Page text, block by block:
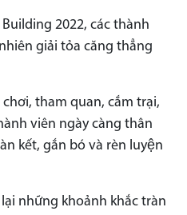
2022, các thành
giải tỏa căng thẳng
tham quan, cắm trại,
viên ngày càng thân
kết, gắn bó và rèn luyện
những khoảnh khắc tràn